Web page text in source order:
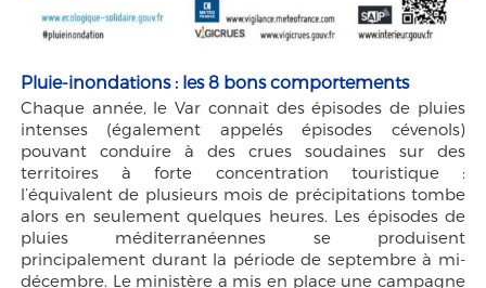
Pluie-inondations : les 8 bons comportements
Chaque année, le Var connait des épisodes de pluies
intenses (également appelés épisodes cévenols)
pouvant conduire à des crues soudaines sur des
territoires à forte concentration touristique :
l’équivalent de plusieurs mois de précipitations tombe
alors en seulement quelques heures. Les épisodes de
pluies méditerranéennes se produisent
principalement durant la période de septembre à mi-
décembre. Le ministère a mis en place une campagne